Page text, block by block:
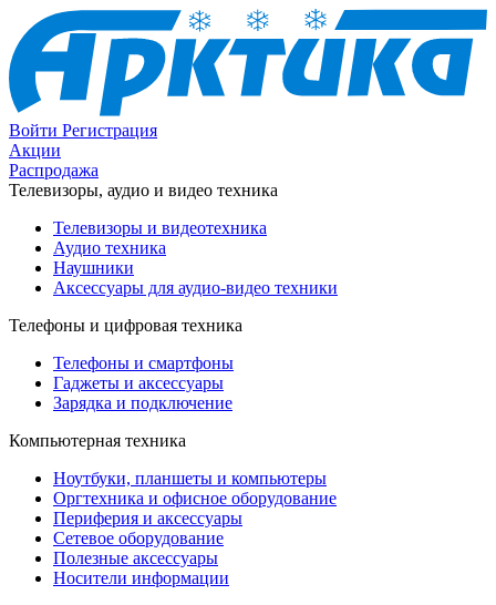
Войти Регистрация
Акции
Распродажа
Телевизоры, аудио и видео техника
Телевизоры и видеотехника
Аудио техника
Наушники
Аксессуары для аудио-видео техники
Телефоны и цифровая техника
Телефоны и смартфоны
Гаджеты и аксессуары
Зарядка и подключение
Компьютерная техника
Ноутбуки, планшеты и компьютеры
Оргтехника и офисное оборудование
Периферия и аксессуары
Cетевое оборудование
Полезные аксессуары
Носители информации